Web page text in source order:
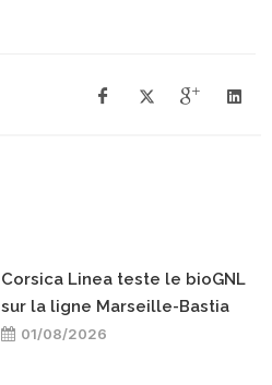
Corsica Linea teste le bioGNL
sur la ligne Marseille-Bastia
01/08/2026